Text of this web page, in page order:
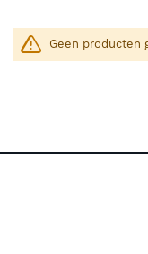
Geen producten